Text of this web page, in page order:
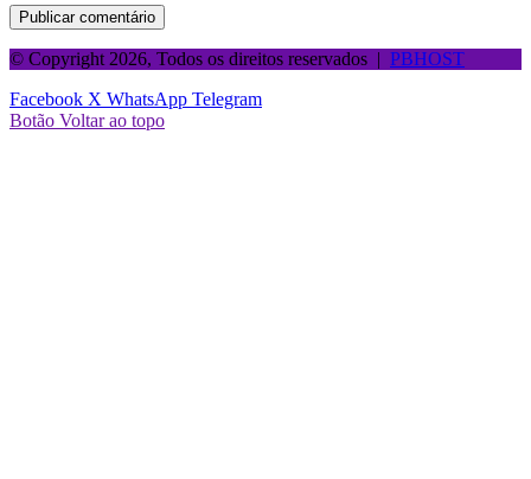
© Copyright 2026, Todos os direitos reservados | PBHOST
Facebook X WhatsApp Telegram
Botão Voltar ao topo